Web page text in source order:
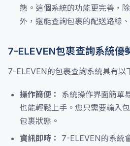
態。這個系統的功能更完善，
外，還能查詢包裹的配送路線
7-ELEVEN包裹查詢系統優
7-ELEVEN的包裹查詢系統具有以
操作簡便：
系統操作界面簡單
也能輕鬆上手。您只需要輸入
包裹狀態。
資訊即時：
7-ELEVEN的系統